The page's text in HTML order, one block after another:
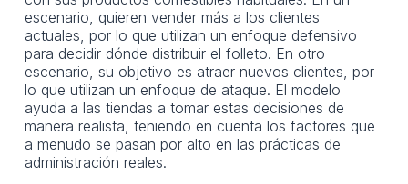
escenario, quieren vender más a los clientes
actuales, por lo que utilizan un enfoque defensivo
para decidir dónde distribuir el folleto. En otro
escenario, su objetivo es atraer nuevos clientes, por
lo que utilizan un enfoque de ataque. El modelo
ayuda a las tiendas a tomar estas decisiones de
manera realista, teniendo en cuenta los factores que
a menudo se pasan por alto en las prácticas de
administración reales.